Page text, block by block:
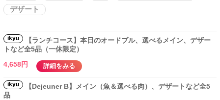
ikyu
【ランチコース】本日のオードブル、選べるメイン、デザー
トなど全5品（一休限定）
4,658円
詳細をみる
ikyu
【Dejeuner B】メイン（魚＆選べる肉）、デザートなど全5
品
デザート